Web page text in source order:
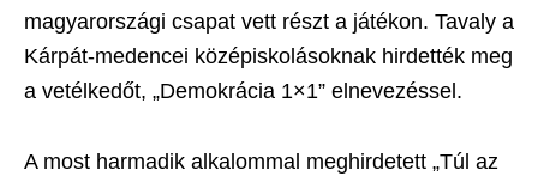
magyarországi csapat vett részt a játékon. Tavaly a
Kárpát-medencei középiskolásoknak hirdették meg
a vetélkedőt, „Demokrácia 1×1” elnevezéssel.
A most harmadik alkalommal meghirdetett „Túl az